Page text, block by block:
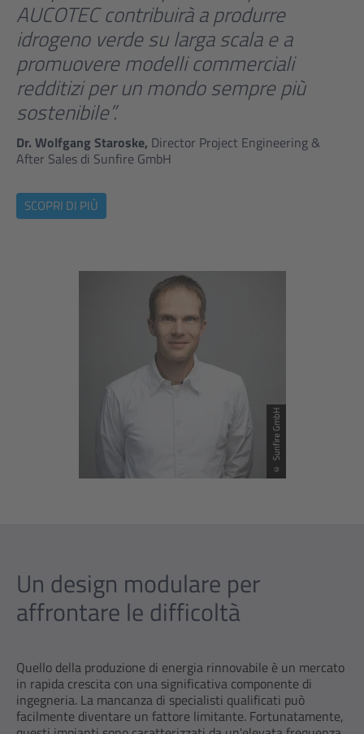
AUCOTEC contribuirà a produrre
idrogeno verde su larga scala e a
promuovere modelli commerciali
redditizi per un mondo sempre più
sostenibile”.
Dr. Wolfgang Staroske, Director Project Engineering &
After Sales di Sunfire GmbH
SCOPRI DI PIÙ
© Sunfire GmbH
Un design modulare per
affrontare le difficoltà
Quello della produzione di energia rinnovabile è un mercato
in rapida crescita con una significativa componente di
ingegneria. La mancanza di specialisti qualificati può
facilmente diventare un fattore limitante. Fortunatamente,